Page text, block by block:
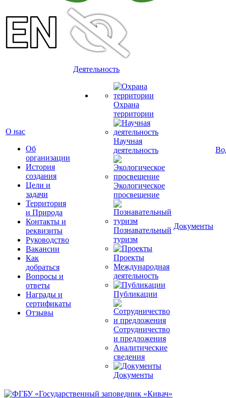
О нас
Об
организации
История
создания
Цели и
задачи
Территория
и Природа
Контакты и
реквизиты
Руководство
Вакансии
Как
добраться
Вопросы и
ответы
Награды и
сертификаты
Отзывы
Деятельность
Охрана
территории
Научная
деятельность
Экологическое
просвещение
Познавательный
туризм
Проекты
Международная
деятельность
Публикации
Сотрудничество
и предложения
Аналитические
сведения
Документы
Документы